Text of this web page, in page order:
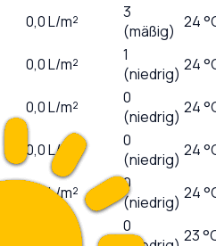
0,0L/m²
3
(mäßig) 24
0,0L/m²
1
(niedrig) 24
0,0L/m²
0
(niedrig) 24
0,0L/m²
0
(niedrig) 24
0,0L/m²
0
(niedrig) 24
0
23